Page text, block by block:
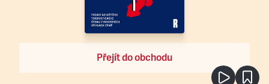
Přejít do obchodu